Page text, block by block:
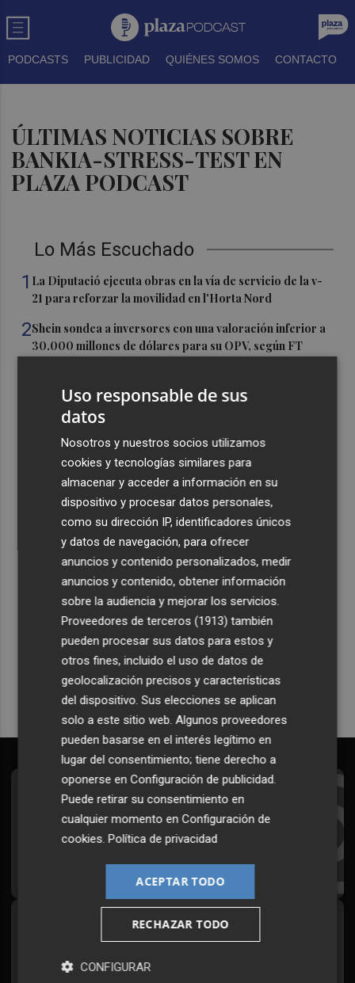
PODCASTS PUBLICIDAD QUIÉNES SOMOS CONTACTO
ÚLTIMAS NOTICIAS SOBRE
BANKIA-STRESS-TEST EN
PLAZA PODCAST
Lo Más Escuchado
1 La Diputació ejecuta obras en la vía de servicio de la v-
21 para reforzar la movilidad en l'Horta Nord
2Shein sondea a inversores con una valoración inferior a
30.000 millones de dólares para su OPV, según FT
accionista de ACS y eleva su participación al 15%
La Femp se coordina con los gobiernos locales para el
eclipse solar del 12 de agosto
El incendio del Cerro Maestre de Jumilla activa el Plan
Infomur en situación 1
Recibe toda la actualidad de
Plaza Podcast en tu correo
Quiero suscribirme
Suscríbete al Boletín
Todos los días a primera hora en tu email
¡Quiero suscribirme!
Síguenos en redes
Plaza Podcast, desde cualquier medio
Uso responsable de sus
datos
Nosotros y nuestros socios utilizamos
cookies y tecnologías similares para
almacenar y acceder a información en su
dispositivo y procesar datos personales,
como su dirección IP, identificadores únicos
y datos de navegación, para ofrecer
anuncios y contenido personalizados, medir
anuncios y contenido, obtener información
sobre la audiencia y mejorar los servicios.
Proveedores de terceros (1913) también
pueden procesar sus datos para estos y
otros fines, incluido el uso de datos de
geolocalización precisos y características
del dispositivo. Sus elecciones se aplican
solo a este sitio web. Algunos proveedores
pueden basarse en el interés legítimo en
lugar del consentimiento; tiene derecho a
oponerse enConfiguración de publicidad.
Puede retirar su consentimiento en
cualquier momento enConfiguración de
cookies.Política de privacidad
ACEPTAR TODO
RECHAZAR TODO
CONFIGURAR